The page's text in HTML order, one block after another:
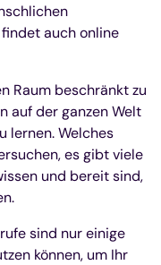
auch online
Raum beschränkt zu
auf der ganzen Welt
lernen. Welches
es gibt viele
und bereit sind,
sind nur einige
können, um Ihr